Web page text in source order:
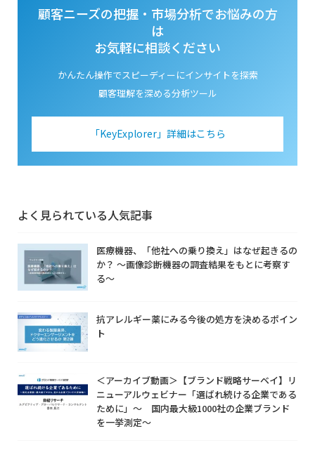
顧客ニーズの把握・市場分析でお悩みの方
は
お気軽に相談ください
かんたん操作でスピーディーにインサイトを探索
顧客理解を深める分析ツール
「KeyExplorer」詳細はこちら
よく見られている人気記事
医療機器、「他社への乗り換え」はなぜ起きるの
か？ ～画像診断機器の調査結果をもとに考察す
る～
抗アレルギー薬にみる今後の処方を決めるポイン
ト
＜アーカイブ動画＞【ブランド戦略サーベイ】リ
ニューアルウェビナー「選ばれ続ける企業である
ために」～ 国内最大級1000社の企業ブランド
を一挙測定～